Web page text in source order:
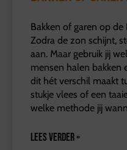
Bakken of garen op
Zodra de zon schijnt,
aan. Maar gebruik jij
mensen halen bakken
dit hét verschil maakt
stukje vlees of een
welke methode jij
LEES VERDER »